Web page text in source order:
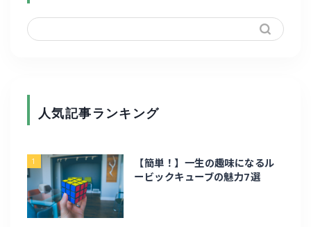
人気記事ランキング
1
【簡単！】一生の趣味になるル
ービックキューブの魅力7選
ガジェット・家電